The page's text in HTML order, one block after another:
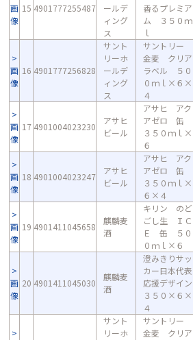
画
像
15 4901777255487
ールデ
ィング
ス
香るプレミア
ム ３５０ｍ
ｌ
画
像
16 4901777256828
サント
リーホ
ールデ
ィング
ス
サントリー
金麦 クリア
ラベル ５０
０ｍｌ×６×
４
画
像
17 4901004023230
アサヒ
ビール
アサヒ アク
アゼロ 缶
３５０ｍｌ×
６
画
像
18 4901004023247
アサヒ
ビール
アサヒ アク
アゼロ 缶
３５０ｍｌ×
６×４
画
像
19 4901411045658
麒麟麦
酒
キリン のど
ごし生 ＩＣ
Ｅ 缶 ５０
０ｍｌ×６
画
像
20 4901411045030
麒麟麦
酒
澄みきりサッ
カー日本代表
応援デザイン
３５０×６×
４
サント
リーホ
サントリー
金麦 クリア